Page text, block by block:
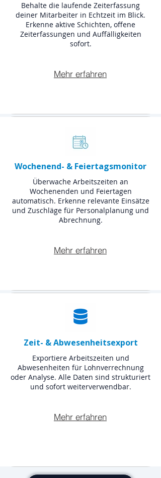
Behalte die laufende Zeiterfassung
deiner Mitarbeiter in Echtzeit im Blick.
Erkenne aktive Schichten, offene
Zeiterfassungen und Auffälligkeiten
sofort.
Mehr erfahren
Wochenend- & Feiertagsmonitor
Überwache Arbeitszeiten an
Wochenenden und Feiertagen
automatisch. Erkenne relevante Einsätze
und Zuschläge für Personalplanung und
Abrechnung.
Mehr erfahren
Zeit- & Abwesenheitsexport
Exportiere Arbeitszeiten und
Abwesenheiten für Lohnverrechnung
oder Analyse. Alle Daten sind strukturiert
und sofort weiterverwendbar.
Mehr erfahren